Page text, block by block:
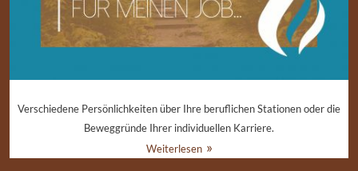
Verschiedene Persönlichkeiten über Ihre beruflichen Stationen oder die
Beweggründe Ihrer individuellen Karriere.
Weiterlesen